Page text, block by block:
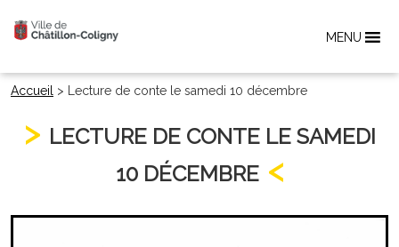
MENU
Accueil > Lecture de conte le samedi 10 décembre
LECTURE DE CONTE LE SAMEDI
10 DÉCEMBRE